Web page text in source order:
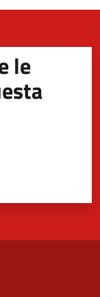
le